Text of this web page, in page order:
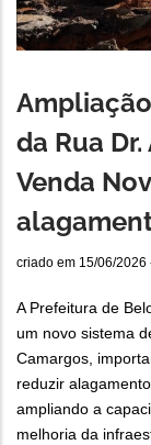
da Rua
Venda
criado em 15/06/2026
A Prefeitura de
um novo sistema
Camargos,
reduzir
ampliando a
melhoria da